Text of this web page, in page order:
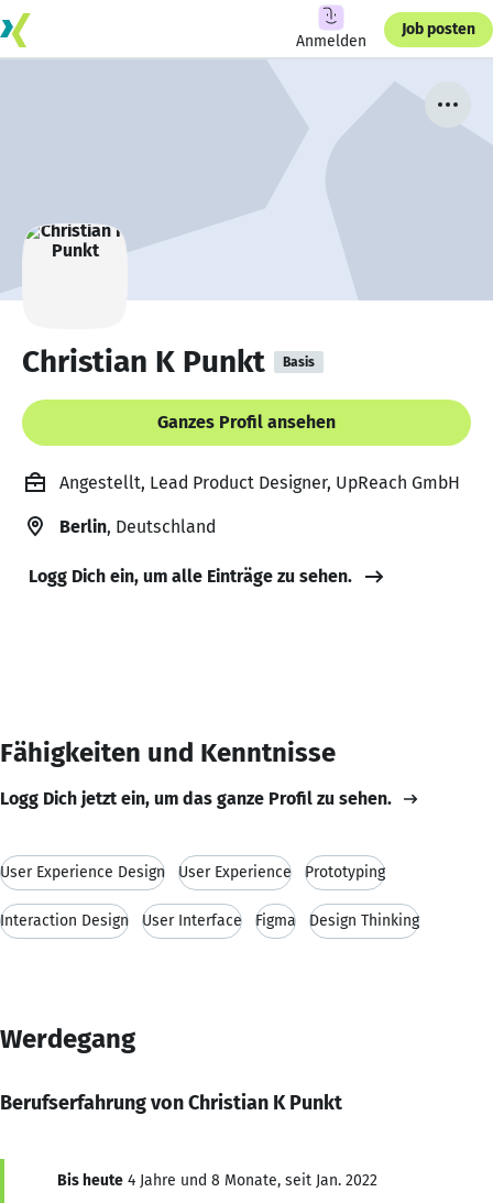
Anmelden
Job posten
Christian K Punkt Basis
Ganzes Profil ansehen
Angestellt, Lead Product Designer, UpReach GmbH
Berlin, Deutschland
Logg Dich ein, um alle Einträge zu sehen.
Fähigkeiten und Kenntnisse
Logg Dich jetzt ein, um das ganze Profil zu sehen.
User Experience Design User Experience Prototyping
Interaction Design User Interface Figma Design Thinking
Werdegang
Berufserfahrung von Christian K Punkt
Bis heute 4 Jahre und 8 Monate, seit Jan. 2022